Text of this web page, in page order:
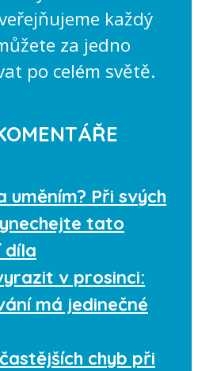
každý
za jedno
po celém světě.
uměním? Při svých
tato
díla
v prosinci:
má jedinečné
chyb při